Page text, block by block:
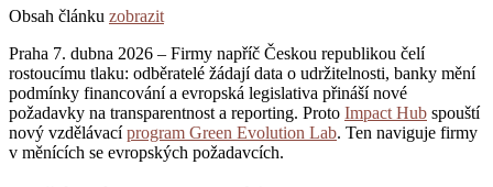
Obsah článku zobrazit
Praha 7. dubna 2026 – Firmy napříč Českou republikou čelí
rostoucímu tlaku: odběratelé žádají data o udržitelnosti, banky mění
podmínky financování a evropská legislativa přináší nové
požadavky na transparentnost a reporting. Proto Impact Hub spouští
nový vzdělávacíprogram Green Evolution Lab. Ten naviguje firmy
v měnících se evropských požadavcích.